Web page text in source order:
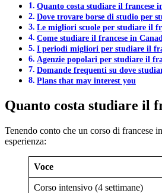
Quanto costa studiare il francese
Dove trovare borse di studio per
Le migliori scuole per studiare il
Come studiare il francese in
I periodi migliori per studiare il
Agenzie popolari per studiare il
Domande frequenti su dove
Plans that may interest you
Quanto costa studiare il
Tenendo conto che un corso di francese
esperienza:
Voce
Corso intensivo (4 settimane)